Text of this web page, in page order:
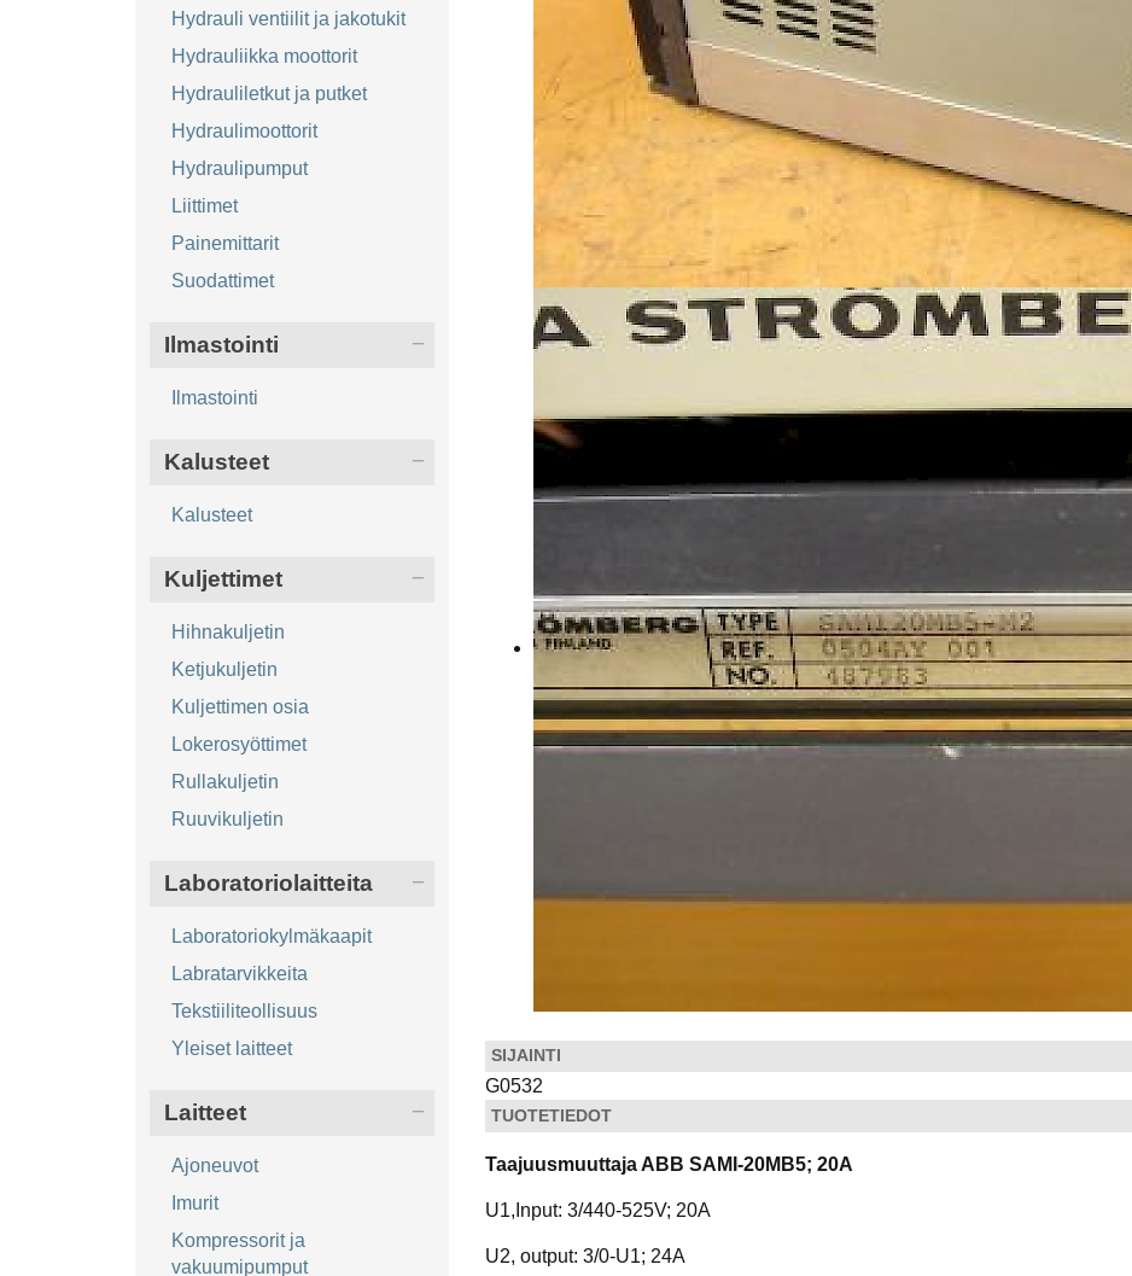
SIJAINTI
G0532
TUOTETIEDOT
Taajuusmuuttaja ABB SAMI-20MB5; 20A
U1,Input: 3/440-525V; 20A
U2, output: 3/0-U1; 24A
Hydrauli ventiilit ja jakotukit
Hydrauliikka moottorit
Hydrauliletkut ja putket
Hydraulimoottorit
Hydraulipumput
Liittimet
Painemittarit
Suodattimet
Ilmastointi
Ilmastointi
Kalusteet
Kalusteet
Kuljettimet
Hihnakuljetin
Ketjukuljetin
Kuljettimen osia
Lokerosyöttimet
Rullakuljetin
Ruuvikuljetin
Laboratoriolaitteita
Laboratoriokylmäkaapit
Labratarvikkeita
Tekstiiliteollisuus
Yleiset laitteet
Laitteet
Ajoneuvot
Imurit
Kompressorit ja
vakuumipumput